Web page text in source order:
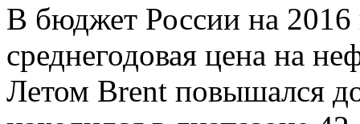
В бюджет России на 2016
среднегодовая цена на
Летом Brent повышался